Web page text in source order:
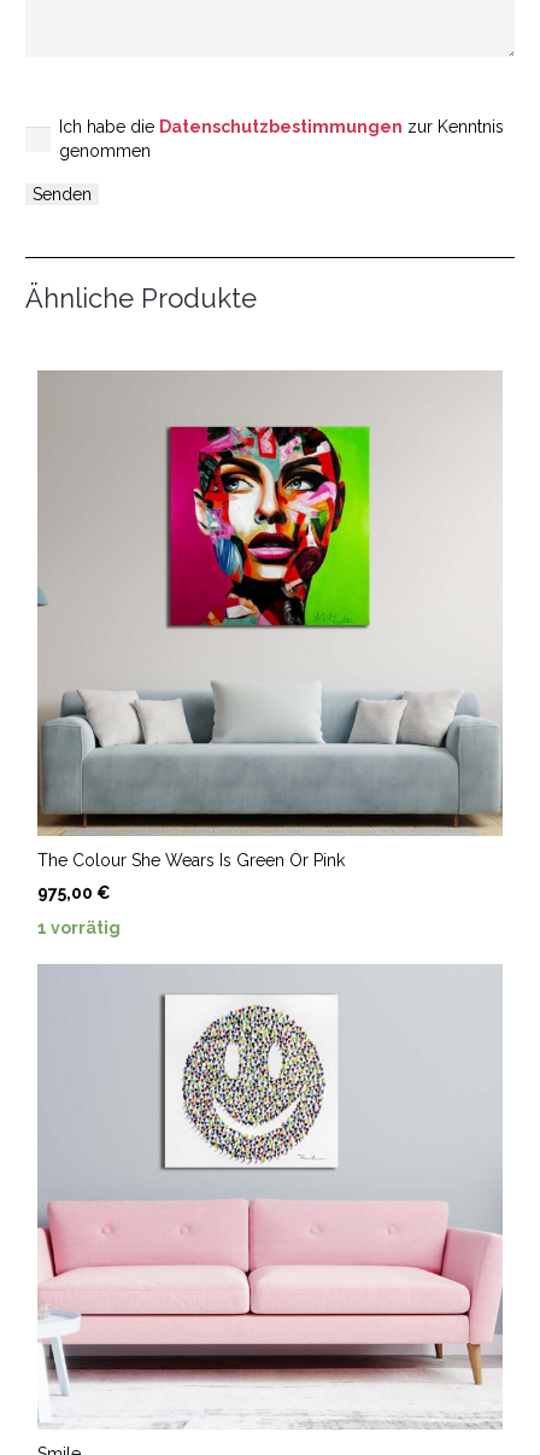
Ich habe die Datenschutzbestimmungen zur Kenntnis
genommen
Ähnliche Produkte
The Colour She Wears Is Green Or Pink
975,00 €
1 vorrätig